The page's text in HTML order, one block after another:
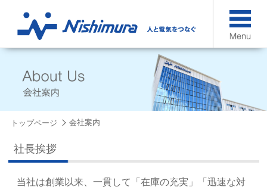
トップページ 会社案内
社長挨拶
当社は創業以来、一貫して「在庫の充実」「迅速な対